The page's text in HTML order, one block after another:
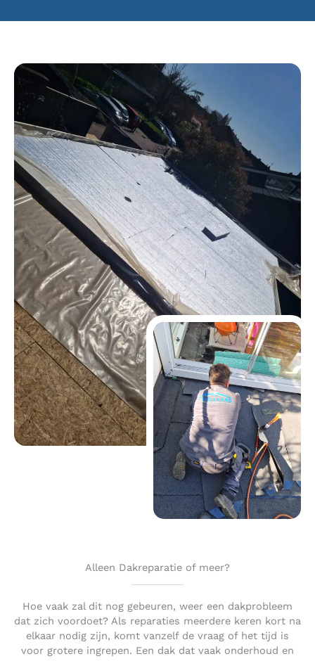
Alleen Dakreparatie of meer?
Hoe vaak zal dit nog gebeuren, weer een dakprobleem
dat zich voordoet? Als reparaties meerdere keren kort na
elkaar nodig zijn, komt vanzelf de vraag of het tijd is
voor grotere ingrepen. Een dak dat vaak onderhoud en